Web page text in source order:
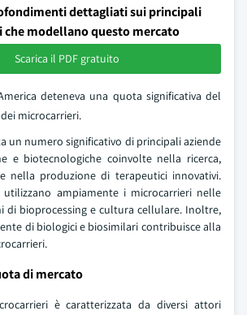
dettagliati sui principali
che modellano questo mercato
Scarica il PDF gratuito
deteneva una quota significativa del
microcarrieri.
un numero significativo di principali aziende
e biotecnologiche coinvolte nella ricerca,
nella produzione di terapeutici innovativi.
utilizzano ampiamente i microcarrieri nelle
di bioprocessing e cultura cellulare. Inoltre,
di biologici e biosimilari contribuisce alla
di mercato
è caratterizzata da diversi attori